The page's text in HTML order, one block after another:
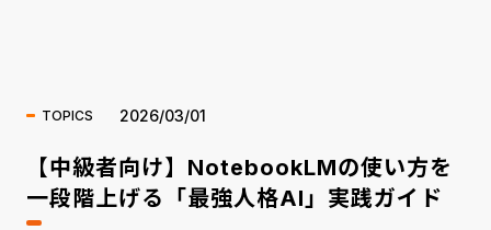
TOPICS 2026/03/01
【中級者向け】NotebookLMの使い方を
一段階上げる「最強人格AI」実践ガイド